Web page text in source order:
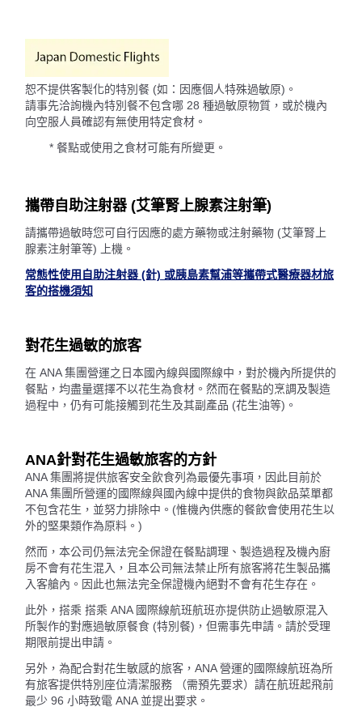
恕不提供客製化的特別餐 (如：因應個人特殊過敏原)。
請事先洽詢機內特別餐不包含哪 28 種過敏原物質，或於機內
向空服人員確認有無使用特定食材。
* 餐點或使用之食材可能有所變更。
攜帶自助注射器 (艾筆腎上腺素注射筆)
請攜帶過敏時您可自行因應的處方藥物或注射藥物 (艾筆腎上
腺素注射筆等) 上機。
常態性使用自助注射器 (針) 或胰島素幫浦等攜帶式醫療器材旅
客的搭機須知
對花生過敏的旅客
在 ANA 集團營運之日本國內線與國際線中，對於機內所提供的
餐點，均盡量選擇不以花生為食材。然而在餐點的烹調及製造
過程中，仍有可能接觸到花生及其副產品 (花生油等)。
ANA針對花生過敏旅客的方針
ANA 集團將提供旅客安全飲食列為最優先事項，因此目前於
ANA 集團所營運的國際線與國內線中提供的食物與飲品菜單都
不包含花生，並努力排除中。(惟機內供應的餐飲會使用花生以
外的堅果類作為原料。)
然而，本公司仍無法完全保證在餐點調理、製造過程及機內廚
房不會有花生混入，且本公司無法禁止所有旅客將花生製品攜
入客艙內。因此也無法完全保證機內絕對不會有花生存在。
此外，搭乘 搭乘 ANA 國際線航班航班亦提供防止過敏原混入
所製作的對應過敏原餐食 (特別餐)，但需事先申請。請於受理
期限前提出申請。
另外，為配合對花生敏感的旅客，ANA 營運的國際線航班為所
有旅客提供特別座位清潔服務 （需預先要求）請在航班起飛前
最少 96 小時致電 ANA 並提出要求。